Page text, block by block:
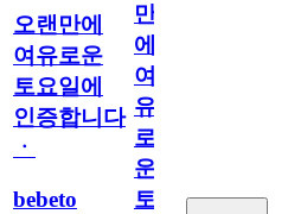
오랜만에
여유로운
토요일에
인증합니다
ㆍ
bebeto
만
에
여
유
로
운
토